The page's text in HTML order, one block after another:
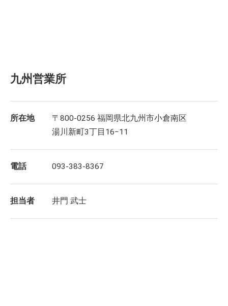
九州営業所
所在地
〒800-0256 福岡県北九州市小倉南区
湯川新町3丁目16−11
電話 093-383-8367
担当者 井門 武士